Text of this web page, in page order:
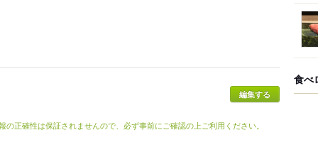
正確性は保証されませんので、必ず事前にご確認の上ご利用ください。
食べ